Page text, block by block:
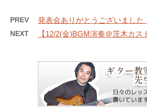
PREV 発表会ありがとうございました
NEXT 【12/2(金)BGM演奏＠茨木カス